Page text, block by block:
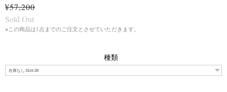
¥57,200
Sold Out
※この商品は1点までのご注文とさせていただきます。
種類